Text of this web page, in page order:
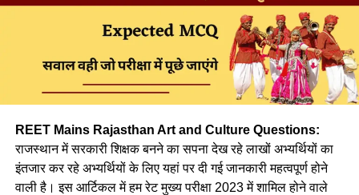
Ans :- (d)
Q. निम्न में से किस सोपान के द्वारा बालक में भाषा का जन्म होता है ?
(a) जिज्ञासा
(b) अभ्यास
REET Mains Rajasthan Art and Culture Questions:
राजस्थान में सरकारी शिक्षक बनने का सपना देख रहे लाखों अभ्यर्थियों का
इंतजार कर रहे अभ्यर्थियों के लिए यहां पर दी गई जानकारी महत्वपूर्ण होने
वाली है। इस आर्टिकल में हम रेट मुख्य परीक्षा 2023 में शामिल होने वाले